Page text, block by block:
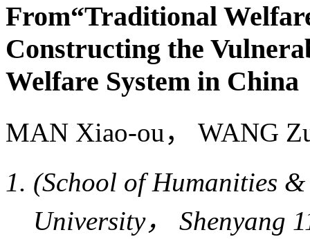
From“Traditional
Constructing the
Welfare System in China
MAN Xiao-ou， WANG
(School of Humanities
University， Shenyang